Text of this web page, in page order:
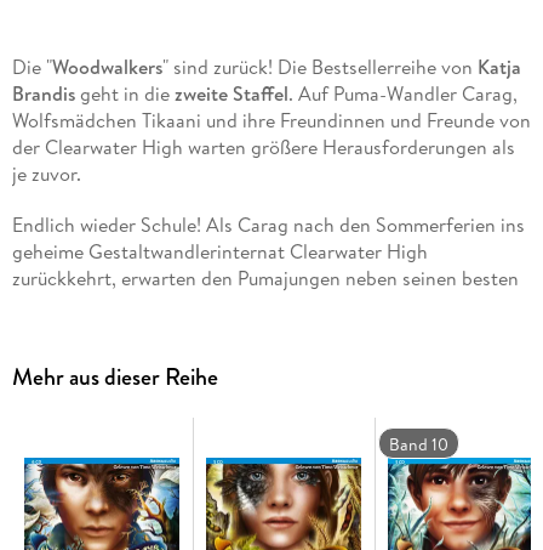
Die "Woodwalkers" sind zurück! Die Bestsellerreihe von Katja
Brandisgeht in diezweite Staffel. Auf Puma-Wandler Carag,
Wolfsmädchen Tikaani und ihre Freundinnen und Freunde von
der Clearwater High warten größere Herausforderungen als
je zuvor.
Endlich wieder Schule! Als Carag nach den Sommerferien ins
geheime Gestaltwandlerinternat Clearwater High
zurückkehrt, erwarten den Pumajungen neben seinen besten
Erstjahresklasse. Wird sie sich wohlfühlen und mit den
anderen klarkommen? Noch dazu wird Carag zum Mentor für
den quirligen Hunde-Wandler Terry ernannt - das bedeutet
Chaos pur!
Während Carag mit diesen Herausforderungen und dem
schwierigen Schulstoff kämpft, erreichen ihn beunruhigende
Mehr aus dieser Reihe
Band 10